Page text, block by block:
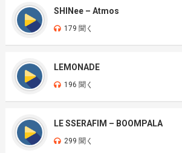
SHINee – Atmos
179 聞く
LEMONADE
196 聞く
LE SSERAFIM – BOOMPALA
299 聞く